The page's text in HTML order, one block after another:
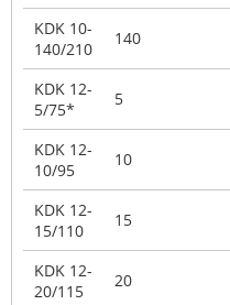
KDK 10-
140/210
140
KDK 12-
5/75*
5
KDK 12-
10/95
10
KDK 12-
15/110
15
KDK 12-
20/115
20